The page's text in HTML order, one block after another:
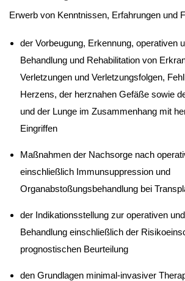
Erwerb von Kenntnissen, Erfahrungen und
der Vorbeugung, Erkennung, operativen
Behandlung und Rehabilitation von
Verletzungen und Verletzungsfolgen,
Herzens, der herznahen Gefäße sowie
und der Lunge im Zusammenhang mit
Eingriffen
Maßnahmen der Nachsorge nach
einschließlich Immunsuppression und
Organabstoßungsbehandlung bei
der Indikationsstellung zur operativen
Behandlung einschließlich der
prognostischen Beurteilung
den Grundlagen minimal-invasiver